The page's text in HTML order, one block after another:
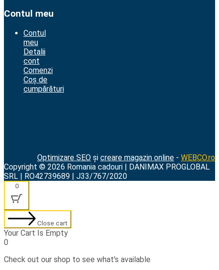
Contul meu
Contul
meu
Detalii
cont
Comenzi
Coș de
cumpărături
Optimizare SEO și creare magazin online - WEBCO.ro
Copyright © 2026 Romania cadouri | DANIMAX PROGLOBAL
SRL | RO42739689 | J33/767/2020
0
Close cart
Your Cart Is Empty
0
Check out our shop to see what's available